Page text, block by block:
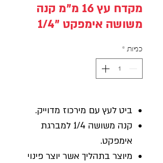
מקדח עץ 16 מ"מ קנה
משושה אימפקט "1/4
כמות *
ביט לעץ עם מירכוז מדוייק.
קנה משושה 1/4 למברגת
אימפקט.
מיוצר בתהליך אשר יוצר פינוי